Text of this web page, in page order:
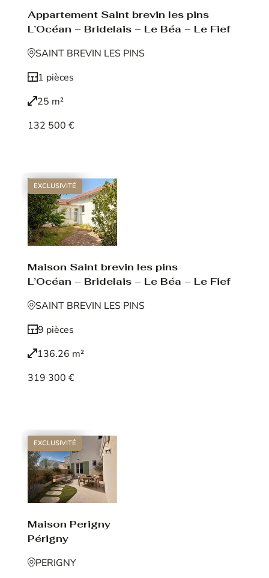
Appartement Saint brevin les pins
L’Océan – Bridelais – Le Béa – Le Fief
SAINT BREVIN LES PINS
1 pièces
25 m²
132 500 €
EXCLUSIVITÉ
Maison Saint brevin les pins
L’Océan – Bridelais – Le Béa – Le Fief
SAINT BREVIN LES PINS
9 pièces
136.26 m²
319 300 €
EXCLUSIVITÉ
Maison Perigny
Périgny
PERIGNY